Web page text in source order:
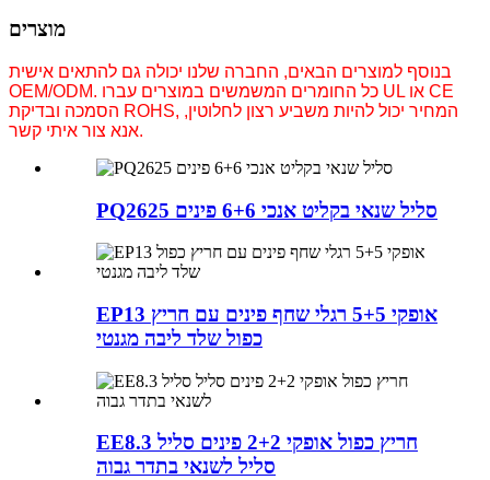
מוצרים
בנוסף למוצרים הבאים, החברה שלנו יכולה גם להתאים אישית
OEM/ODM. כל החומרים המשמשים במוצרים עברו UL או CE
הסמכה ובדיקת ROHS, המחיר יכול להיות משביע רצון לחלוטין,
אנא צור איתי קשר.
PQ2625 סליל שנאי בקליט אנכי 6+6 פינים
EP13 אופקי 5+5 רגלי שחף פינים עם חריץ
כפול שלד ליבה מגנטי
EE8.3 חריץ כפול אופקי 2+2 פינים סליל
סליל לשנאי בתדר גבוה